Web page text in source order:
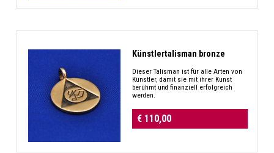
Künstlertalisman bronze
Dieser Talisman ist für alle Arten von
Künstler, damit sie mit ihrer Kunst
berühmt und finanziell erfolgreich
werden.
€ 110,00